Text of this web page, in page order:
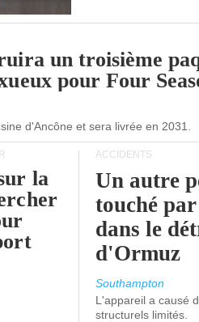
un troisième
pour Four
d'Ancône et sera livrée en 2031.
la
ACCIDENTS
Un autre
touché
dans le
d'Ormuz
Southampton
L'appareil a causé
structurels limités.